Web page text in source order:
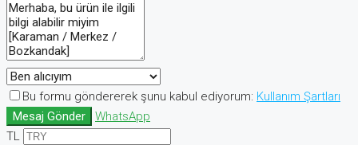
Bu formu göndererek şunu kabul ediyorum: Kullanım Şartları
Mesaj Gönder
WhatsApp
TL